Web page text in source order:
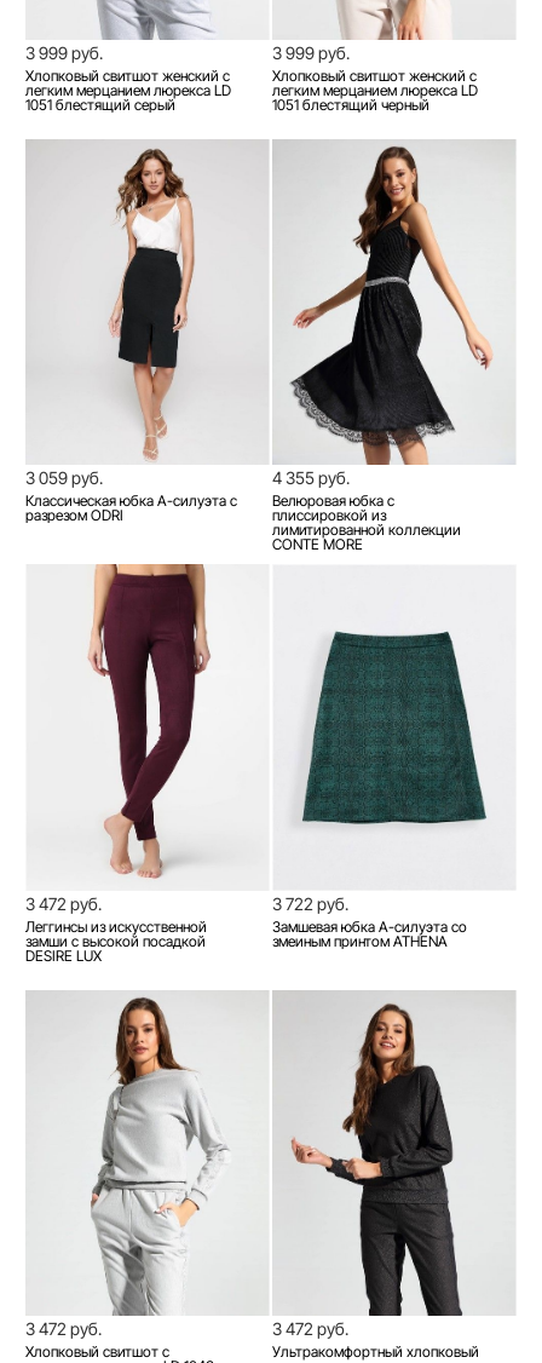
3 999 руб.
Хлопковый свитшот женский с
легким мерцанием люрекса LD
1051 блестящий серый
3 999 руб.
Хлопковый свитшот женский с
легким мерцанием люрекса LD
1051 блестящий черный
3 059 руб.
Классическая юбка A-силуэта с
разрезом ODRI
4 355 руб.
Велюровая юбка с
плиссировкой из
лимитированной коллекции
CONTE MORE
3 472 руб.
Леггинсы из искусственной
замши с высокой посадкой
DESIRE LUX
3 722 руб.
Замшевая юбка А-силуэта со
змеиным принтом ATHENA
3 472 руб.
Хлопковый свитшот с
3 472 руб.
Ультракомфортный хлопковый